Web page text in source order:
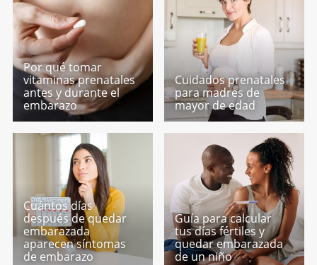
Por qué tomar
vitaminas prenatales
antes y durante el
embarazo
Cuidados prenatales
para madres de
mayor de edad
Cuántos días
después de quedar
embarazada
aparecen síntomas
de embarazo
Guía para calcular
tus días fértiles y
quedar embarazada
de un niño